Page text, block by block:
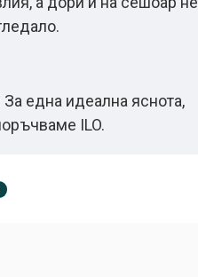
една идеална яснота,
ILO.